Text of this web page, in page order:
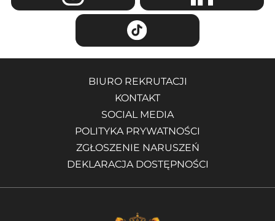
BIURO REKRUTACJI
KONTAKT
SOCIAL MEDIA
POLITYKA PRYWATNOŚCI
ZGŁOSZENIE NARUSZEŃ
DEKLARACJA DOSTĘPNOŚCI